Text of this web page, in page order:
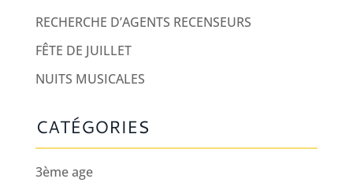
RECHERCHE D’AGENTS RECENSEURS
FÊTE DE JUILLET
NUITS MUSICALES
CATÉGORIES
3ème age